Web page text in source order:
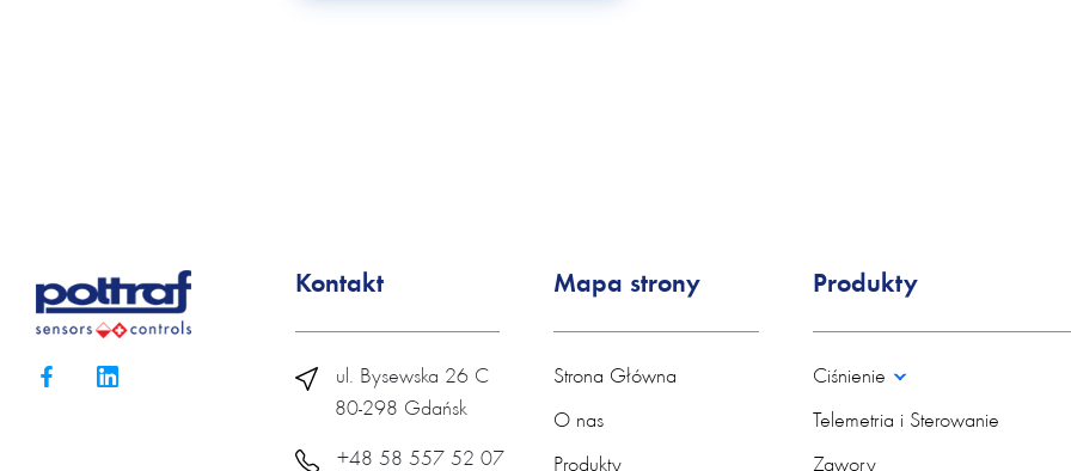
Kontakt
ul. Bysewska 26 C
80-298 Gdańsk
+48 58 557 52 07
Mapa strony
Strona Główna
O nas
Produkty
Ciśnienie
Telemetria i Sterowanie